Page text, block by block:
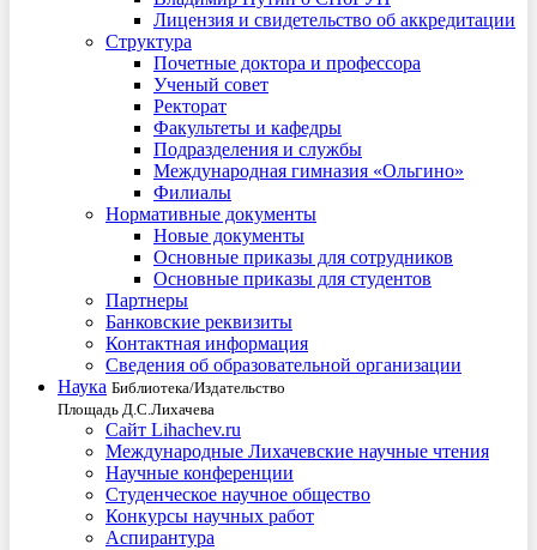
Лицензия и свидетельство об аккредитации
Структура
Почетные доктора и профессора
Ученый совет
Ректорат
Факультеты и кафедры
Подразделения и службы
Международная гимназия «Ольгино»
Филиалы
Нормативные документы
Новые документы
Основные приказы для сотрудников
Основные приказы для студентов
Партнеры
Банковские реквизиты
Контактная информация
Сведения об образовательной организации
Наука Библиотека/Издательство
Площадь Д.С.Лихачева
Сайт Lihachev.ru
Международные Лихачевские научные чтения
Научные конференции
Студенческое научное общество
Конкурсы научных работ
Аспирантура